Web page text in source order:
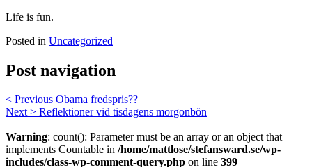
Life is fun.
Posted in Uncategorized
Post navigation
< Previous Obama fredspris??
Next > Reflektioner vid tisdagens morgonbön
Warning: count(): Parameter must be an array or an object that
implements Countable in /home/mattlose/stefansward.se/wp-
includes/class-wp-comment-query.php on line 399